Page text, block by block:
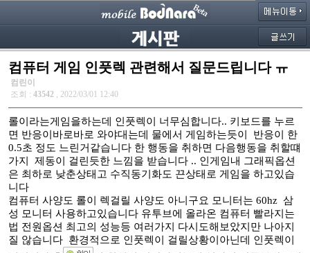
컴퓨터 게임 인풋렉 관련해서 질문드립니다 ㅠ
컴린이
조회 : 43542 , 2022/03/01 12:40
롤이라는게임을하는데 인풋렉이 너무심합니다.. 키보드를 누르
면 반응이바로바로 와야대는데 물에서 게임하는듯이 반응이 한
0.5초 정도 느린거같습니다 한 행동을 취하면 다음행동을 취할떄
가지 제동이 걸린듯한 느낌을 받습니다 .. 인게임내 그래픽옵션
은 최하로 낮춘상태고 수직동기화도 끈상태로 게임을 하고있습
니다
컴퓨터 사양도 롤이 렉걸릴 사양도 아니구요 모니터는 60hz 삼
성 모니터 사용하고있습니다 유투브에 올라온 컴퓨터 빨라지는
법 전원옵션 최고의 성능등 여러가지 다시도해보았지만 나아지
질 않습니다 환경적으로 인풋렉이 걸릴상황이아닌데 인풋렉이